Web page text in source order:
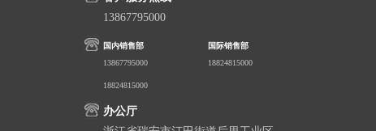
13867795000
国内销售部
13867795000
18824815000
国际销售部
18824815000
办公厅